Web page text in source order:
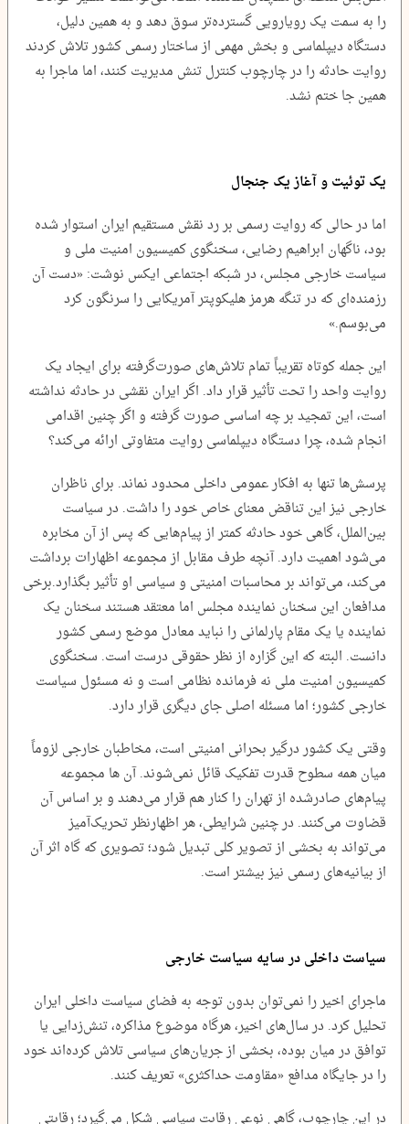
را به سمت یک رویارویی گسترده‌تر سوق دهد و به همین دلیل،
دستگاه دیپلماسی و بخش مهمی از ساختار رسمی کشور تلاش کردند
روایت حادثه را در چارچوب کنترل تنش مدیریت کنند، اما ماجرا به
همین جا ختم نشد.
یک توئیت و آغاز یک جنجال
اما در حالی که روایت رسمی بر رد نقش مستقیم ایران استوار شده
بود، ناگهان ابراهیم رضایی، سخنگوی کمیسیون امنیت ملی و
سیاست خارجی مجلس، در شبکه اجتماعی ایکس نوشت: «دست آن
رزمنده‌ای که در تنگه هرمز هلیکوپتر آمریکایی را سرنگون کرد
می‌بوسم.»
این جمله کوتاه تقریباً تمام تلاش‌های صورت‌گرفته برای ایجاد یک
روایت واحد را تحت تأثیر قرار داد. اگر ایران نقشی در حادثه نداشته
است، این تمجید بر چه اساسی صورت گرفته و اگر چنین اقدامی
انجام شده، چرا دستگاه دیپلماسی روایت متفاوتی ارائه می‌کند؟
پرسش‌ها تنها به افکار عمومی داخلی محدود نماند. برای ناظران
خارجی نیز این تناقض معنای خاص خود را داشت. در سیاست
بین‌الملل، گاهی خود حادثه کمتر از پیام‌هایی که پس از آن مخابره
می‌شود اهمیت دارد. آنچه طرف مقابل از مجموعه اظهارات برداشت
می‌کند، می‌تواند بر محاسبات امنیتی و سیاسی او تأثیر بگذارد.برخی
مدافعان این سخنان نماینده مجلس اما معتقد هستند سخنان یک
نماینده یا یک مقام پارلمانی را نباید معادل موضع رسمی کشور
دانست. البته که این گزاره از نظر حقوقی درست است. سخنگوی
کمیسیون امنیت ملی نه فرمانده نظامی است و نه مسئول سیاست
خارجی کشور؛ اما مسئله اصلی جای دیگری قرار دارد.
وقتی یک کشور درگیر بحرانی امنیتی است، مخاطبان خارجی لزوماً
میان همه سطوح قدرت تفکیک قائل نمی‌شوند. آن ها مجموعه
پیام‌های صادرشده از تهران را کنار هم قرار می‌دهند و بر اساس آن
قضاوت می‌کنند. در چنین شرایطی، هر اظهارنظر تحریک‌آمیز
می‌تواند به بخشی از تصویر کلی تبدیل شود؛ تصویری که گاه اثر آن
از بیانیه‌های رسمی نیز بیشتر است.
سیاست داخلی در سایه سیاست خارجی
ماجرای اخیر را نمی‌توان بدون توجه به فضای سیاست داخلی ایران
تحلیل کرد. در سال‌های اخیر، هرگاه موضوع مذاکره، تنش‌زدایی یا
توافق در میان بوده، بخشی از جریان‌های سیاسی تلاش کرده‌اند خود
را در جایگاه مدافع «مقاومت حداکثری» تعریف کنند.